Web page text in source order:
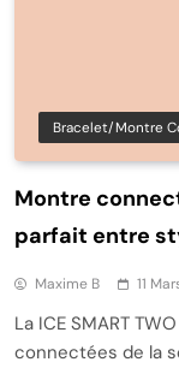
Bracelet/montre
Montre
parfait entre
Maxime B 11
La ICE SMART
connectées de la